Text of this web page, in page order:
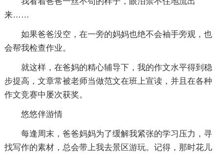
来……
如果爸爸没空，在一旁的妈妈也绝不会袖手旁观，也
会帮我检查作业。
就这样，在爸妈的精心辅导下，我的作文水平得到稳
步提高，文章常被老师当做范文在班上宣读，并且在各种
作文竞赛中屡次获奖。
悠悠伴游情
每逢周末，爸爸妈妈为了缓解我紧张的学习压力，寻
找写作的素材，总会带上我去景区游玩。记得，那时花儿